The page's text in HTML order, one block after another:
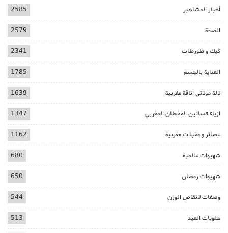
أخبار المشاهير 2585
الصحة 2579
كيك و طورطات 2341
العناية بالجسم 1785
لالة مولاتي اناقة مغربية 1639
ازياء فساتين القفطان المغربي 1347
عصائر و مقبلات مغربية 1162
شهيوات عالمية 680
شهيوات رمضان 650
وصفات لانقاص الوزن 544
حلويات العيد 513